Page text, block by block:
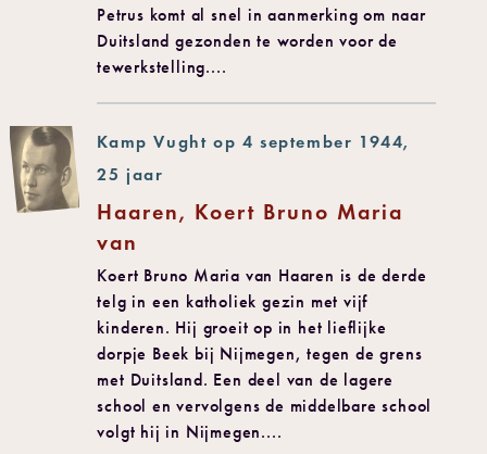
Petrus komt al snel in aanmerking om naar
Duitsland gezonden te worden voor de
tewerkstelling....
Kamp Vught op 4 september 1944,
25 jaar
Haaren, Koert Bruno Maria
van
Koert Bruno Maria van Haaren is de derde
telg in een katholiek gezin met vijf
kinderen. Hij groeit op in het lieflijke
dorpje Beek bij Nijmegen, tegen de grens
met Duitsland. Een deel van de lagere
school en vervolgens de middelbare school
volgt hij in Nijmegen....